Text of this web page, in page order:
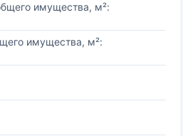
имущества, м²:
имущества, м²: